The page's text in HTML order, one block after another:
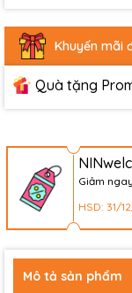
Khuyến mãi
Quà tặng
Giảm
HSD: 31/
Mô tả sản phẩm